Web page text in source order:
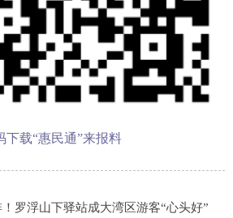
下载“惠民通”来报料
罗浮山下驿站成大湾区游客“心头好”